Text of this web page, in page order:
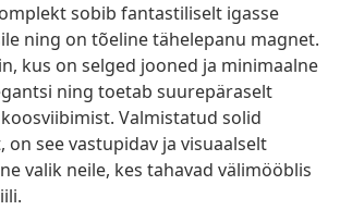
sobib fantastiliselt igasse
ning on tõeline tähelepanu magnet.
kus on selged jooned ja minimaalne
ning toetab suurepäraselt
Valmistatud solid
on see vastupidav ja visuaalselt
valik neile, kes tahavad välimööblis